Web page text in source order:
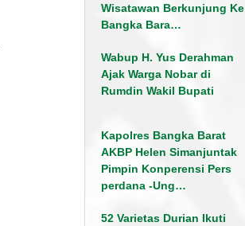
Wisatawan Berkunjung Ke
Bangka Bara…
Wabup H. Yus Derahman
Ajak Warga Nobar di
Rumdin Wakil Bupati
Kapolres Bangka Barat
AKBP Helen Simanjuntak
Pimpin Konperensi Pers
perdana -Ung…
52 Varietas Durian Ikuti